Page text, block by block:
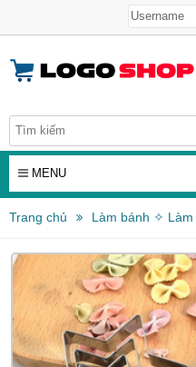
MENU
Trang chủ Làm bánh ✧ Làm